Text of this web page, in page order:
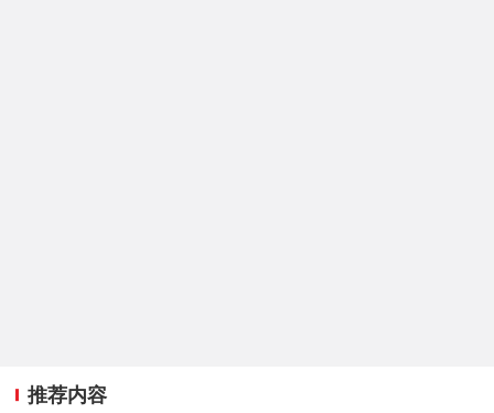
推荐内容